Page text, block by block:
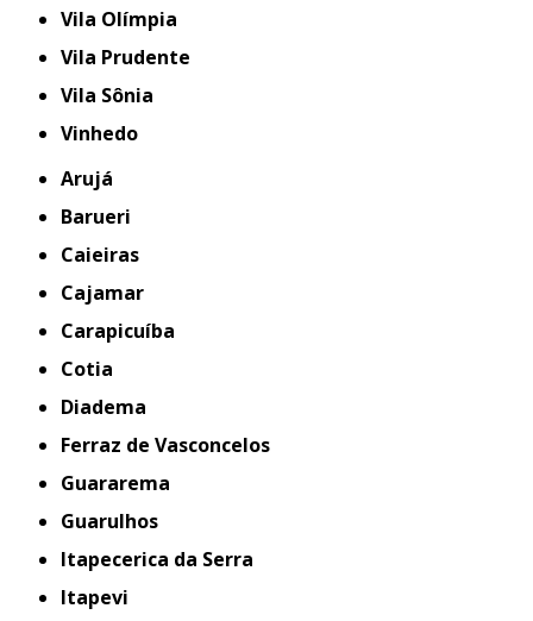
Vila Olímpia
Vila Prudente
Vila Sônia
Vinhedo
Arujá
Barueri
Caieiras
Cajamar
Carapicuíba
Cotia
Diadema
Ferraz de Vasconcelos
Guararema
Guarulhos
Itapecerica da Serra
Itapevi